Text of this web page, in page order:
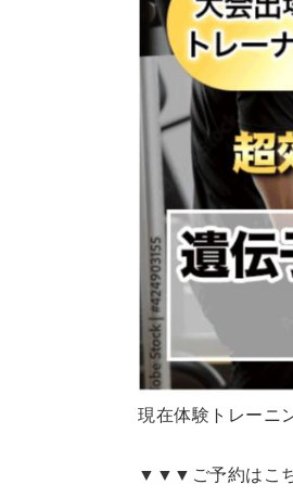
現在体験トレーニ
▼▼▼ご予約はこ